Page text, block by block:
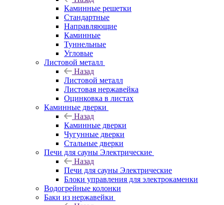
Каминные решетки
Стандартные
Направляющие
Каминные
Туннельные
Угловые
Листовой металл
Назад
Листовой металл
Листовая нержавейка
Оцинковка в листах
Каминные дверки
Назад
Каминные дверки
Чугунные дверки
Стальные дверки
Печи для сауны Электрические
Назад
Печи для сауны Электрические
Блоки управления для электрокаменки
Водогрейные колонки
Баки из нержавейки